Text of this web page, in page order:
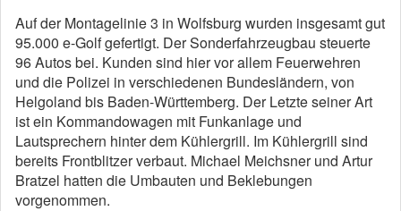
Auf der Montagelinie 3 in Wolfsburg wurden insgesamt gut
95.000 e-Golf gefertigt. Der Sonderfahrzeugbau steuerte
96 Autos bei. Kunden sind hier vor allem Feuerwehren
und die Polizei in verschiedenen Bundesländern, von
Helgoland bis Baden-Württemberg. Der Letzte seiner Art
ist ein Kommandowagen mit Funkanlage und
Lautsprechern hinter dem Kühlergrill. Im Kühlergrill sind
bereits Frontblitzer verbaut. Michael Meichsner und Artur
Bratzel hatten die Umbauten und Beklebungen
vorgenommen.